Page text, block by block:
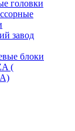
головки
завод
блоки
(